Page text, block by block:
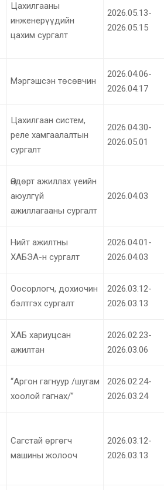
Цахилгааны
инженерүүдийн
цахим сургалт
2026.05.13-
2026.05.15
Мэргэшсэн төсөвчин
2026.04.06-
2026.04.17
Цахилгаан систем,
реле хамгаалалтын
сургалт
2026.04.30-
2026.05.01
Өндөрт ажиллах үеийн
аюулгүй
ажиллагааны сургалт
2026.04.03
Нийт ажилтны
ХАБЭА-н сургалт
2026.04.01-
2026.04.03
Оосорлогч, дохиочин
бэлтгэх сургалт
2026.03.12-
2026.03.13
ХАБ хариуцсан
ажилтан
2026.02.23-
2026.03.06
“Аргон гагнуур /шугам
хоолой гагнах/”
2026.02.24-
2026.03.24
Сагстай өргөгч
машины жолооч
2026.03.12-
2026.03.13